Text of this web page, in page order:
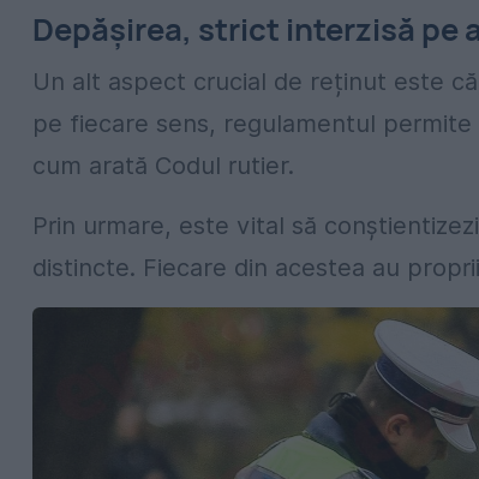
Depășirea, strict interzisă pe
Un alt aspect crucial de reținut este
pe fiecare sens, regulamentul
cum arată Codul rutier.
Prin urmare, este vital să
distincte. Fiecare din acestea au